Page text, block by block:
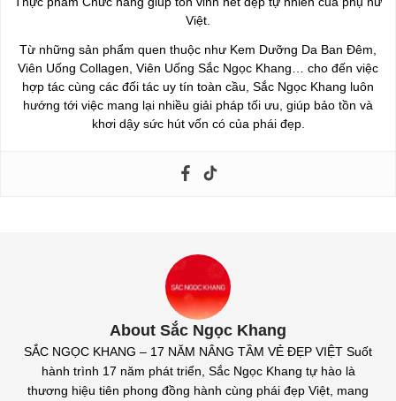
Việt.
Từ những sản phẩm quen thuộc như Kem Dưỡng Da Ban Đêm,
Viên Uống Collagen, Viên Uống Sắc Ngọc Khang… cho đến việc
hợp tác cùng các đối tác uy tín toàn cầu, Sắc Ngọc Khang luôn
hướng tới việc mang lại nhiều giải pháp tối ưu, giúp bảo tồn và
khơi dậy sức hút vốn có của phái đẹp.
About Sắc Ngọc Khang
SẮC NGỌC KHANG – 17 NĂM NÂNG TẦM VẺ ĐẸP VIỆT Suốt
hành trình 17 năm phát triển, Sắc Ngọc Khang tự hào là
thương hiệu tiên phong đồng hành cùng phái đẹp Việt, mang